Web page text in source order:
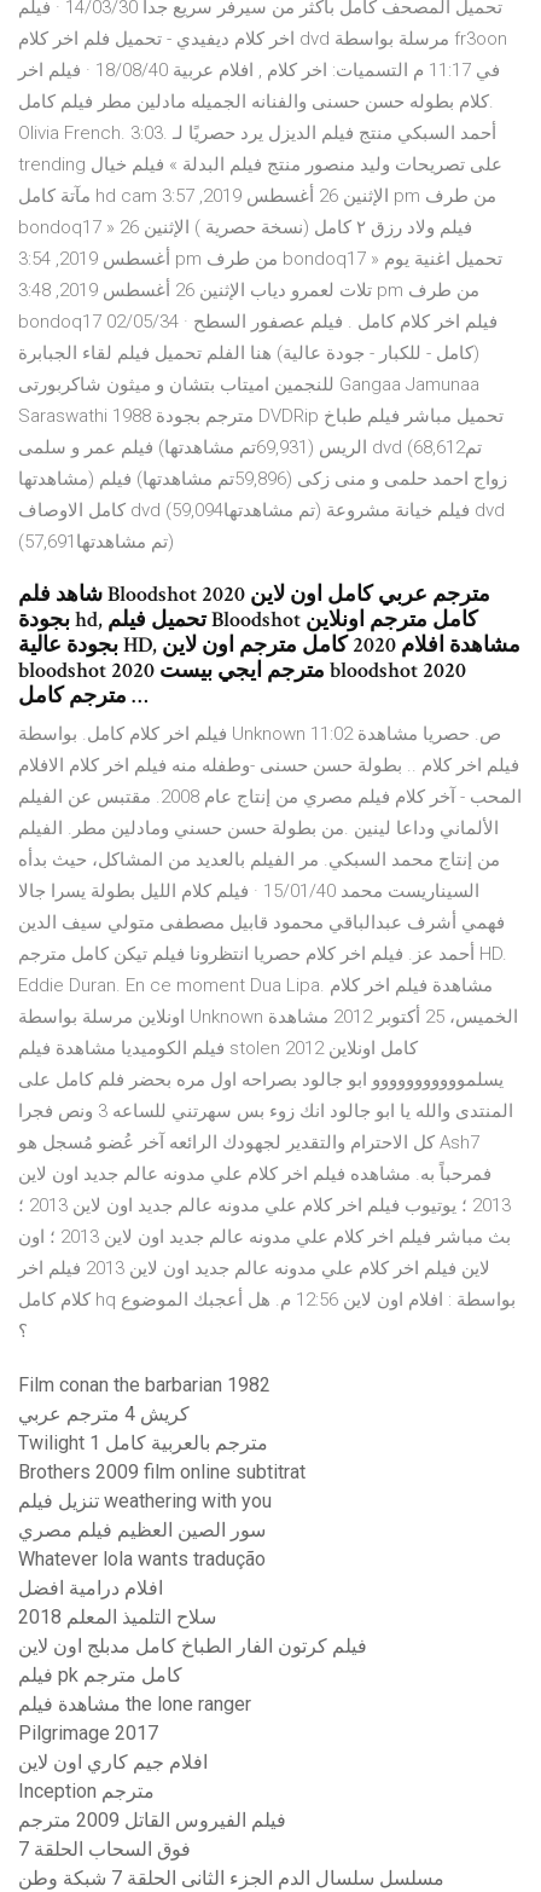
تحميل المصحف كامل باكثر من سيرفر سريع جدا 14/03/30 · فيلم
اخر كلام ديفيدي - تحميل فلم اخر كلام dvd مرسلة بواسطة fr3oon
في 11:17 م التسميات: اخر كلام , افلام عربية 18/08/40 · فيلم اخر
كلام بطوله حسن حسنى والفنانه الجميله مادلين مطر فيلم كامل.
Olivia French. 3:03. أحمد السبكي منتج فيلم الديزل يرد حصريًا لـ
trending على تصريحات وليد منصور منتج فيلم البدلة » فيلم خيال
مآتة كامل hd cam الإثنين 26 أغسطس 2019, 3:57 pm من طرف
bondoq17 » فيلم ولاد رزق ٢ كامل (نسخة حصرية ) الإثنين 26
أغسطس 2019, 3:54 pm من طرف bondoq17 » تحميل اغنية يوم
تلات لعمرو دياب الإثنين 26 أغسطس 2019, 3:48 pm من طرف
bondoq17 02/05/34 · فيلم اخر كلام كامل . فيلم عصفور السطح
(كامل - للكبار - جودة عالية) هنا الفلم تحميل فيلم لقاء الجبابرة
للنجمين اميتاب بتشان و ميثون شاكربورتى Gangaa Jamunaa
Saraswathi 1988 مترجم بجودة DVDRip تحميل مباشر فيلم طباخ
الريس (69,931تم مشاهدتها) فيلم عمر و سلمى dvd (68,612تم
مشاهدتها) زواج احمد حلمى و منى زكى (59,896تم مشاهدتها) فيلم
كامل الاوصاف dvd (59,094تم مشاهدتها) فيلم خيانة مشروعة dvd
(57,691تم مشاهدتها)
شاهد فلم Bloodshot 2020 مترجم عربي كامل اون لاين
بجودة hd, تحميل فيلم Bloodshot كامل مترجم اونلاين
بجودة عالية HD, مشاهدة افلام 2020 كامل مترجم اون لاين
bloodshot 2020 مترجم ايجي بيست bloodshot 2020
مترجم كامل …
فيلم اخر كلام كامل. بواسطة Unknown 11:02 ص. حصريا مشاهدة
فيلم اخر كلام .. بطولة حسن حسنى -وطفله منه فيلم اخر كلام الافلام
المحب - آخر كلام فيلم مصري من إنتاج عام 2008. مقتبس عن الفيلم
الألماني وداعا لينين .من بطولة حسن حسني ومادلين مطر. الفيلم
من إنتاج محمد السبكي. مر الفيلم بالعديد من المشاكل، حيث بدأه
السيناريست محمد 15/01/40 · فيلم كلام الليل بطولة يسرا جالا
فهمي أشرف عبدالباقي محمود قابيل مصطفى متولي سيف الدين
أحمد عز. فيلم اخر كلام حصريا انتظرونا فيلم تيكن كامل مترجم HD.
Eddie Duran. En ce moment Dua Lipa. مشاهدة فيلم اخر كلام
اونلاين مرسلة بواسطة Unknown الخميس، 25 أكتوبر 2012 مشاهدة
فيلم الكوميديا مشاهدة فيلم stolen 2012 كامل اونلاين
يسلمووووووووووو ابو جالود بصراحه اول مره بحضر فلم كامل على
المنتدى والله يا ابو جالود انك زوء بس سهرتني للساعه 3 ونص فجرا
كل الاحترام والتقدير لجهودك الرائعه آخر عُضو مُسجل هو Ash7
فمرحباً به. مشاهده فيلم اخر كلام علي مدونه عالم جديد اون لاين
2013 ؛ يوتيوب فيلم اخر كلام علي مدونه عالم جديد اون لاين 2013 ؛
بث مباشر فيلم اخر كلام علي مدونه عالم جديد اون لاين 2013 ؛ اون
لاين فيلم اخر كلام علي مدونه عالم جديد اون لاين 2013 فيلم اخر
كلام كامل hq بواسطة : افلام اون لاين 12:56 م. هل أعجبك الموضوع
؟
Film conan the barbarian 1982
كريش 4 مترجم عربي
Twilight 1 مترجم بالعربية كامل
Brothers 2009 film online subtitrat
تنزيل فيلم weathering with you
سور الصين العظيم فيلم مصري
Whatever lola wants tradução
افلام درامية افضل
سلاح التلميذ المعلم 2018
فيلم كرتون الفار الطباخ كامل مدبلج اون لاين
فيلم pk كامل مترجم
مشاهدة فيلم the lone ranger
Pilgrimage 2017
افلام جيم كاري اون لاين
Inception مترجم
فيلم الفيروس القاتل 2009 مترجم
فوق السحاب الحلقة 7
مسلسل سلسال الدم الجزء الثانى الحلقة 7 شبكة وطن